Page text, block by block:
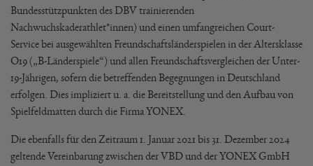
Bundesstützpunkten des DBV trainierenden
Nachwuchskaderathlet*innen) und einen umfangreichen Court-
Service bei ausgewählten Freundschaftsländerspielen in der Altersklasse
O19 („B-Länderspiele“) und allen Freundschaftsvergleichen der Unter-
19-Jährigen, sofern die betreffenden Begegnungen in Deutschland
erfolgen. Dies impliziert u. a. die Bereitstellung und den Aufbau von
Spielfeldmatten durch die Firma YONEX.
Die ebenfalls für den Zeitraum 1. Januar 2021 bis 31. Dezember 2024
geltende Vereinbarung zwischen der VBD und der YONEX GmbH